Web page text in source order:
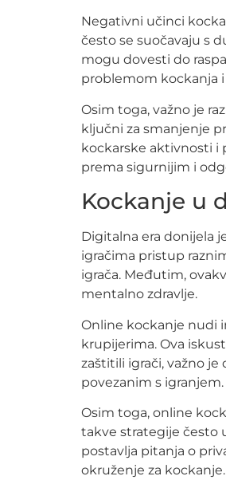
Negativni učinci
često se suočavaju s
mogu dovesti do
problemom kockanja
Osim toga, važno je
ključni za smanjenje
kockarske aktivnosti i
prema sigurnijim i
Kockanje u
Digitalna era donijela
igračima pristup
igrača. Međutim,
mentalno zdravlje.
Online kockanje nudi
krupijerima. Ova
zaštitili igrači, važno
povezanim s igranjem.
Osim toga, online
takve strategije često
postavlja pitanja o
okruženje za kockanje.